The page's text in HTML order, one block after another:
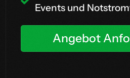
Events und
Angebot